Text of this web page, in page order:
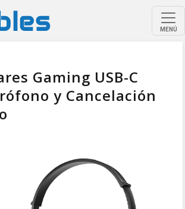
MENÚ
Gaming USB-C
y Cancelación